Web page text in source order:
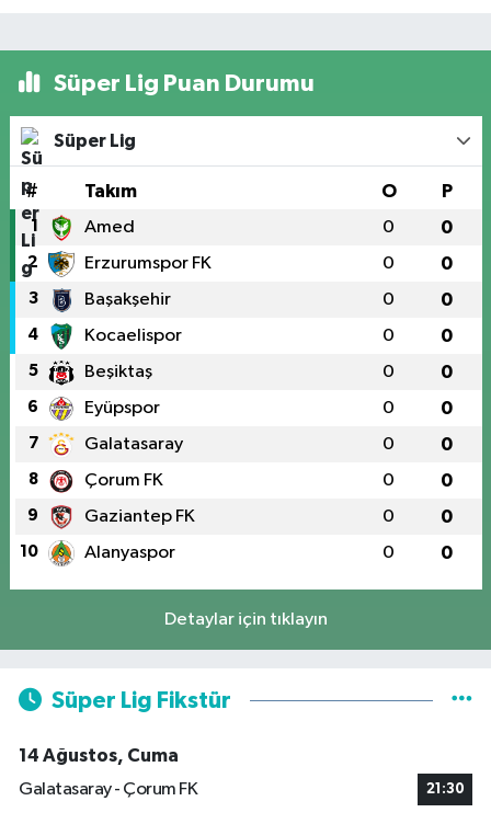
Süper Lig Puan Durumu
Süper Lig
# Takım O P
1 Amed 0 0
2 Erzurumspor FK 0 0
3 Başakşehir 0 0
4 Kocaelispor 0 0
5 Beşiktaş 0 0
6 Eyüpspor 0 0
7 Galatasaray 0 0
8 Çorum FK 0 0
9 Gaziantep FK 0 0
10 Alanyaspor 0 0
Detaylar için tıklayın
Süper Lig Fikstür
14 Ağustos, Cuma
Galatasaray - Çorum FK
21:30